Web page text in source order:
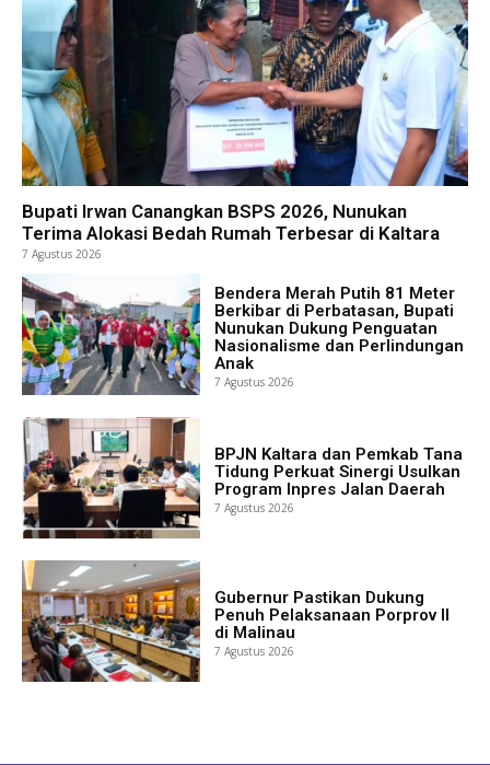
Bupati Irwan Canangkan BSPS 2026, Nunukan
Terima Alokasi Bedah Rumah Terbesar di Kaltara
7 Agustus 2026
Bendera Merah Putih 81 Meter
Berkibar di Perbatasan, Bupati
Nunukan Dukung Penguatan
Nasionalisme dan Perlindungan
Anak
7 Agustus 2026
BPJN Kaltara dan Pemkab Tana
Tidung Perkuat Sinergi Usulkan
Program Inpres Jalan Daerah
7 Agustus 2026
Gubernur Pastikan Dukung
Penuh Pelaksanaan Porprov II
di Malinau
7 Agustus 2026